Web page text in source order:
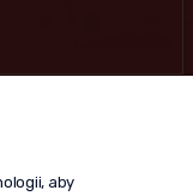
aby